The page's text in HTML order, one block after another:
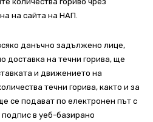
на сайта на НАП.
данъчно задължено лице,
доставка на течни горива, ще
и движението на
течни горива, както и за
се подават по електронен път с
в уеб-базирано